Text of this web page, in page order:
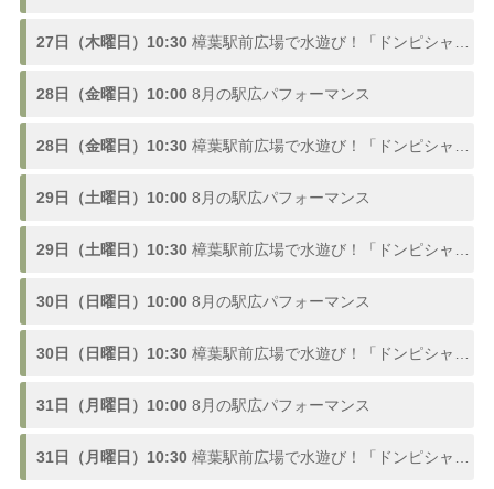
27日（木曜日）10:30 樟葉駅前広場で水遊び！「ドンピシャ！ふんすい広場」熱い夏を楽しむ噴水スポットが登場、参加型の水合戦も開催！8/1〜9/3
28日（金曜日）10:00 8月の駅広パフォーマンス
28日（金曜日）10:30 樟葉駅前広場で水遊び！「ドンピシャ！ふんすい広場」熱い夏を楽しむ噴水スポットが登場、参加型の水合戦も開催！8/1〜9/3
29日（土曜日）10:00 8月の駅広パフォーマンス
29日（土曜日）10:30 樟葉駅前広場で水遊び！「ドンピシャ！ふんすい広場」熱い夏を楽しむ噴水スポットが登場、参加型の水合戦も開催！8/1〜9/3
30日（日曜日）10:00 8月の駅広パフォーマンス
30日（日曜日）10:30 樟葉駅前広場で水遊び！「ドンピシャ！ふんすい広場」熱い夏を楽しむ噴水スポットが登場、参加型の水合戦も開催！8/1〜9/3
31日（月曜日）10:00 8月の駅広パフォーマンス
31日（月曜日）10:30 樟葉駅前広場で水遊び！「ドンピシャ！ふんすい広場」熱い夏を楽しむ噴水スポットが登場、参加型の水合戦も開催！8/1〜9/3